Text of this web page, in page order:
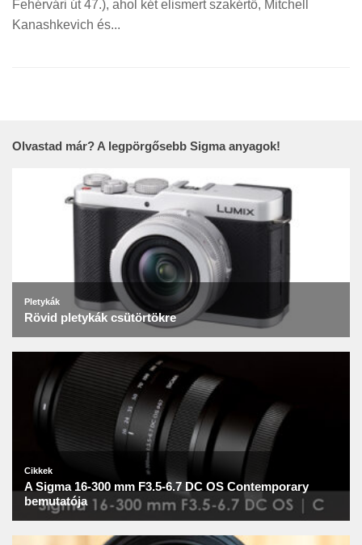
Fehérvári út 47.), ahol két elismert szakértő, Mitchell
Kanashkevich és...
Olvastad már? A legpörgősebb Sigma anyagok!